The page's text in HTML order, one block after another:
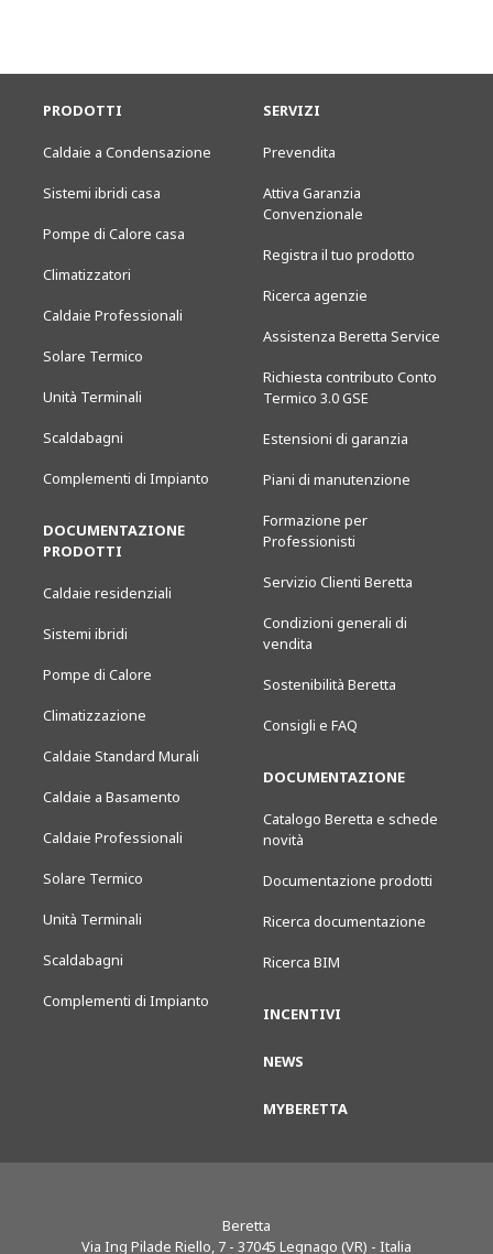
PRODOTTI
Caldaie a Condensazione
Sistemi ibridi casa
Pompe di Calore casa
Climatizzatori
Caldaie Professionali
Solare Termico
Unità Terminali
Scaldabagni
Complementi di Impianto
DOCUMENTAZIONE
PRODOTTI
Caldaie residenziali
Sistemi ibridi
Pompe di Calore
Climatizzazione
Caldaie Standard Murali
Caldaie a Basamento
Caldaie Professionali
Solare Termico
Unità Terminali
Scaldabagni
Complementi di Impianto
SERVIZI
Prevendita
Attiva Garanzia
Convenzionale
Registra il tuo prodotto
Ricerca agenzie
Assistenza Beretta Service
Richiesta contributo Conto
Termico 3.0 GSE
Estensioni di garanzia
Piani di manutenzione
Formazione per
Professionisti
Servizio Clienti Beretta
Condizioni generali di
vendita
Sostenibilità Beretta
Consigli e FAQ
DOCUMENTAZIONE
Catalogo Beretta e schede
novità
Documentazione prodotti
Ricerca documentazione
Ricerca BIM
INCENTIVI
NEWS
MYBERETTA
Beretta
Via Ing Pilade Riello, 7 - 37045 Legnago (VR) - Italia